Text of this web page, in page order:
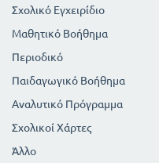
Σχολικό Εγχειρίδιο
Μαθητικό Βοήθημα
Περιοδικό
Παιδαγωγικό Βοήθημα
Αναλυτικό Πρόγραμμα
Σχολικοί Χάρτες
Άλλο